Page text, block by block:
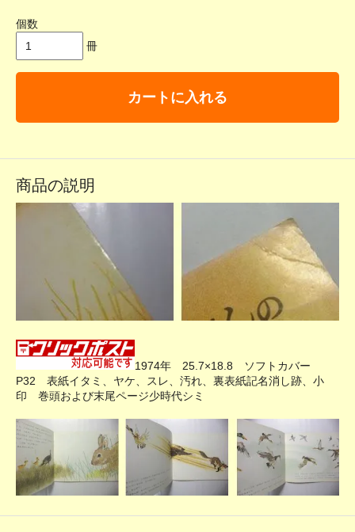
個数
冊
カートに入れる
商品の説明
1974年 25.7×18.8 ソフトカバー
P32 表紙イタミ、ヤケ、スレ、汚れ、裏表紙記名消し跡、小
印 巻頭および末尾ページ少時代シミ